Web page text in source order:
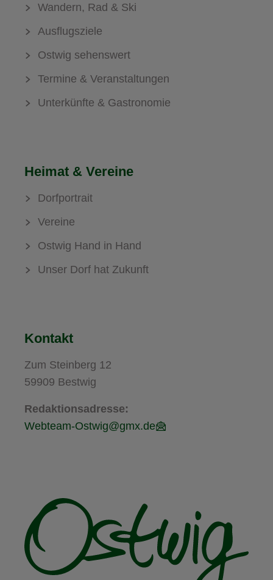
Wandern, Rad & Ski
Ausflugsziele
Ostwig sehenswert
Termine & Veranstaltungen
Unterkünfte & Gastronomie
Heimat & Vereine
Dorfportrait
Vereine
Ostwig Hand in Hand
Unser Dorf hat Zukunft
Kontakt
Zum Steinberg 12
59909 Bestwig
Redaktionsadresse:
Webteam-Ostwig@gmx.de